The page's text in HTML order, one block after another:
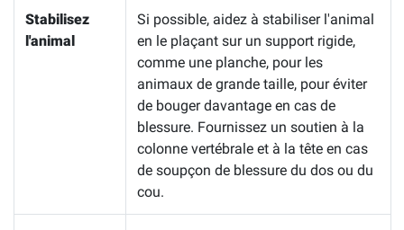
Stabilisez
l'animal
Si possible, aidez à stabiliser l'animal
en le plaçant sur un support rigide,
comme une planche, pour les
animaux de grande taille, pour éviter
de bouger davantage en cas de
blessure. Fournissez un soutien à la
colonne vertébrale et à la tête en cas
de soupçon de blessure du dos ou du
cou.